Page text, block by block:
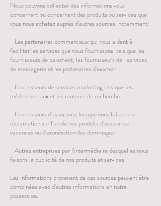
Nous pouvons collecter des informations vous
concernant ou concernant des produits ou services que
vous nous achetez auprès d'autres sources, notamment:
Les partenaires commerciaux qui nous aident à
faciliter les services que nous fournissons, tels que les
fournisseurs de paiement, les fournisseurs de services
de messagerie et les partenaires d'examen
Fournisseurs de services marketing tels que les
médias sociaux et les moteurs de recherche
Fournisseurs d'assurance lorsque vous faites une
réclamation sur l'un de nos produits d'assurance
vacances ou d'exonération des dommages
Autres entreprises par l'intermédiaire desquelles nous
faisons la publicité de nos produits et services
Les informations provenant de ces sources peuvent être
combinées avec d'autres informations en notre
possession.